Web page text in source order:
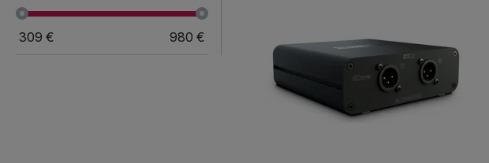
309 € 980 €